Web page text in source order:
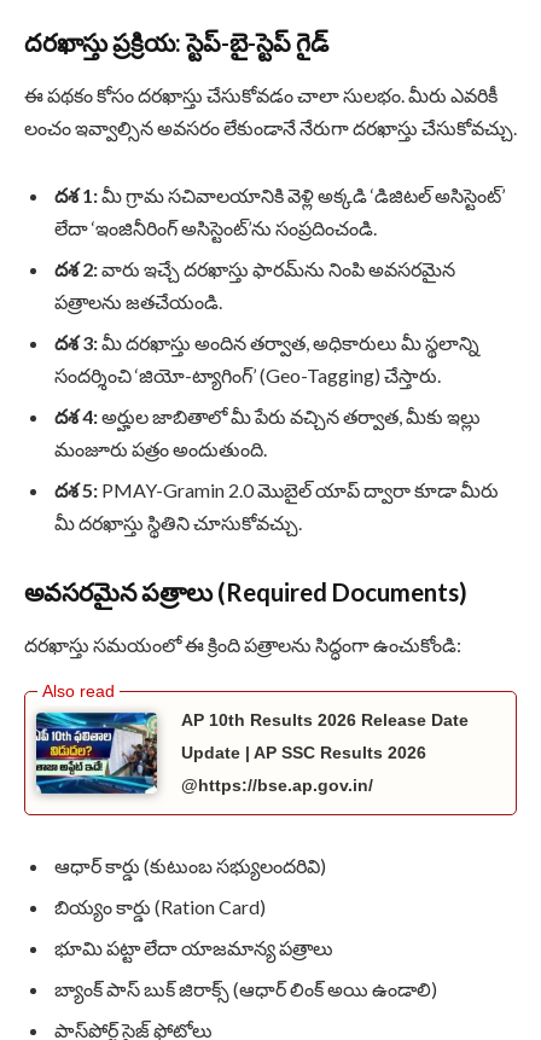
దరఖాస్తు ప్రక్రియ: స్టెప్-బై-స్టెప్ గైడ్
ఈ పథకం కోసం దరఖాస్తు చేసుకోవడం చాలా సులభం. మీరు ఎవరికీ
లంచం ఇవ్వాల్సిన అవసరం లేకుండానే నేరుగా దరఖాస్తు చేసుకోవచ్చు.
దశ 1:మీ గ్రామ సచివాలయానికి వెళ్లి అక్కడి ‘డిజిటల్ అసిస్టెంట్’
లేదా ‘ఇంజినీరింగ్ అసిస్టెంట్‌’ను సంప్రదించండి.
దశ 2:వారు ఇచ్చే దరఖాస్తు ఫారమ్‌ను నింపి అవసరమైన
పత్రాలను జతచేయండి.
దశ 3:మీ దరఖాస్తు అందిన తర్వాత, అధికారులు మీ స్థలాన్ని
సందర్శించి ‘జియో-ట్యాగింగ్’ (Geo-Tagging) చేస్తారు.
దశ 4:అర్హుల జాబితాలో మీ పేరు వచ్చిన తర్వాత, మీకు ఇల్లు
మంజూరు పత్రం అందుతుంది.
దశ 5: PMAY-Gramin 2.0 మొబైల్ యాప్ ద్వారా కూడా మీరు
మీ దరఖాస్తు స్థితిని చూసుకోవచ్చు.
అవసరమైన పత్రాలు (Required Documents)
దరఖాస్తు సమయంలో ఈ క్రింది పత్రాలను సిద్ధంగా ఉంచుకోండి:
AP 10th Results 2026 Release Date
Update | AP SSC Results 2026
@https://bse.ap.gov.in/
ఆధార్ కార్డు (కుటుంబ సభ్యులందరివి)
బియ్యం కార్డు (Ration Card)
భూమి పట్టా లేదా యాజమాన్య పత్రాలు
బ్యాంక్ పాస్ బుక్ జిరాక్స్ (ఆధార్ లింక్ అయి ఉండాలి)
పాస్‌పోర్ట్ సైజ్ ఫోటోలు